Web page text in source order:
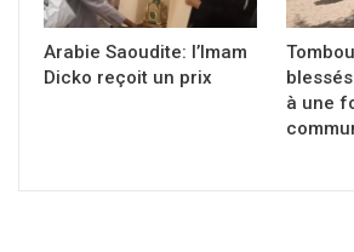
Cliquer
Arabie Saoudite: l’Imam
Dicko reçoit un prix
à une